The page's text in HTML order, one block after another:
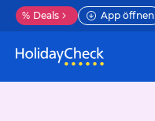
% Deals App öffnen